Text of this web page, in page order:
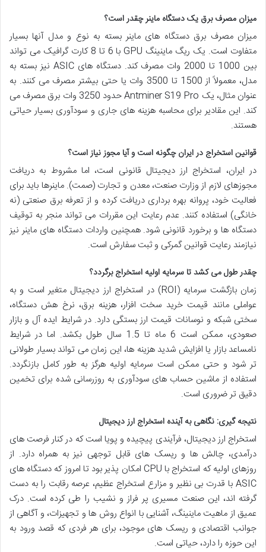
میزان مصرف برق یک دستگاه ماینر چقدر است؟
میزان مصرف برق دستگاه های ماینر بسته به نوع و مدل آنها بسیار
متفاوت است. یک ریگ ماینینگ GPU با 6 تا 8 کارت گرافیک می تواند
بین 1000 تا 2000 وات مصرف کند. دستگاه های ASIC نیز بسته به
مدل، معمولاً از 1500 تا 3500 وات یا حتی بیشتر مصرف می کنند. به
عنوان مثال، یک Antminer S19 Pro حدود 3250 وات برق مصرف می
کند. این مقادیر برای محاسبه هزینه های جاری و سودآوری بسیار حیاتی
هستند.
قوانین استخراج در ایران چگونه است و آیا مجوز نیاز است؟
در ایران، استخراج ارز دیجیتال قانونی است، اما مشروط به دریافت
مجوزهای لازم از وزارت صنعت، معدن و تجارت (صمت). ماینرها باید برای
فعالیت خود، پروانه بهره برداری دریافت کرده و از تعرفه برق صنعتی (نه
خانگی) استفاده کنند. عدم رعایت این مقررات می تواند منجر به توقیف
دستگاه ها و برخورد قانونی شود. همچنین واردات دستگاه های ماینر نیز
نیازمند رعایت قوانین گمرکی و ثبت سفارش است.
چقدر طول می کشد تا سرمایه اولیه استخراج برگردد؟
زمان بازگشت سرمایه (ROI) در استخراج ارز دیجیتال متغیر است و به
عواملی مانند قیمت خرید سخت افزار، هزینه برق، نرخ هش دستگاه،
سختی شبکه و نوسانات قیمت ارز بستگی دارد. در شرایط ایده آل و بازار
صعودی، ممکن است 6 ماه تا 1.5 سال طول بکشد. اما در شرایط
نامساعد بازار یا افزایش شدید هزینه ها، این زمان می تواند بسیار طولانی
تر شود و حتی ممکن است سرمایه اولیه هرگز به طور کامل بازنگردد.
استفاده از ماشین حساب های سودآوری به روزرسانی شده برای تخمین
دقیق تر ضروری است.
نتیجه گیری: نگاهی به آینده استخراج ارز دیجیتال
استخراج ارز دیجیتال، فرآیندی پیچیده و پویا است که در کنار فرصت های
درآمدی، چالش ها و ریسک های قابل توجهی نیز به همراه دارد. از
روزهای اولیه که استخراج با CPU امکان پذیر بود تا امروز که دستگاه های
ASIC با قدرت بی نظیر و مزارع استخراج عظیم، عرصه رقابت را به دست
گرفته اند، این صنعت مسیری پر فراز و نشیب را طی کرده است. درک
عمیق از ماهیت ماینینگ، آشنایی با انواع روش ها و تجهیزات، و آگاهی از
جوانب اقتصادی و ریسک های موجود، برای هر فردی که قصد ورود به
این حوزه را دارد، حیاتی است.